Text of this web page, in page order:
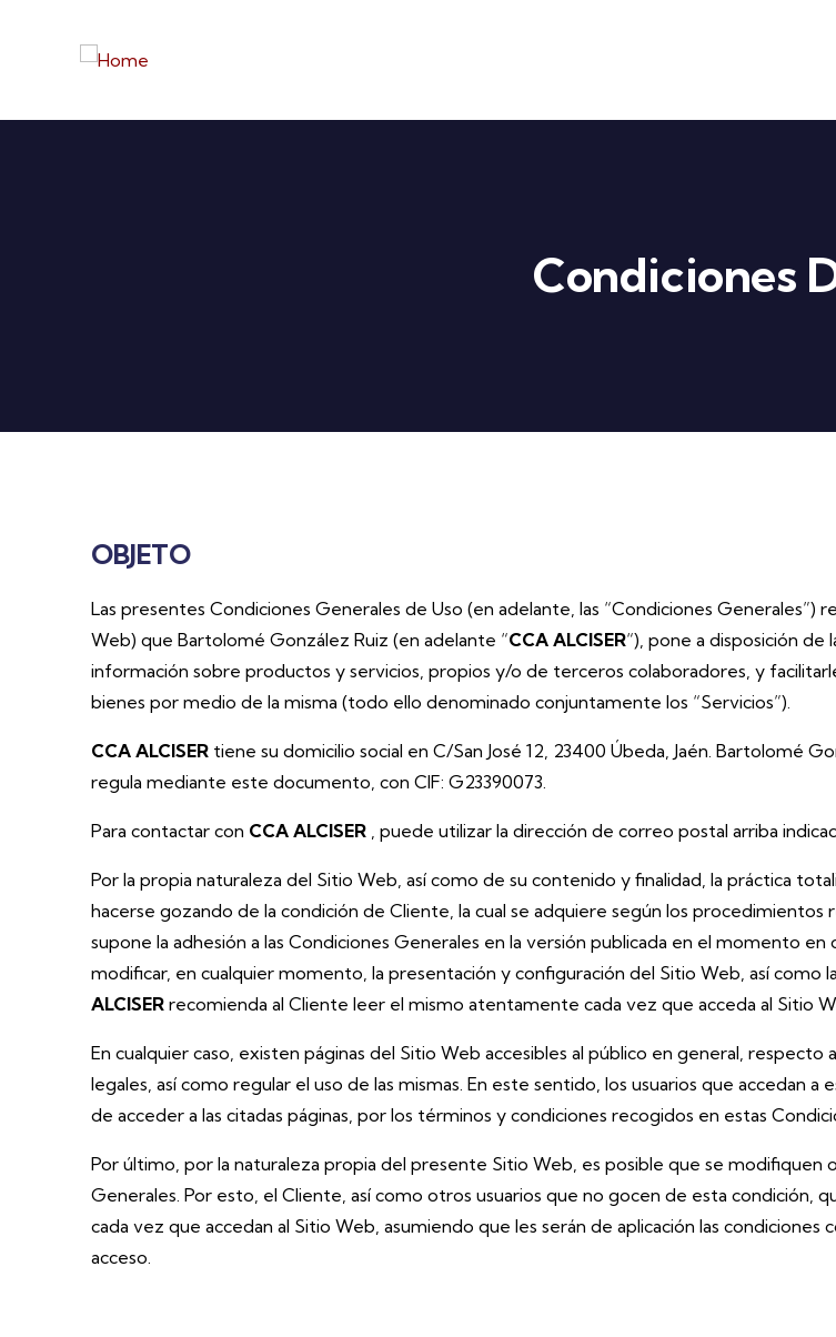
Condiciones
OBJETO
Las presentes Condiciones Generales de Uso (en adelante, las “Condiciones
Web) que Bartolomé González Ruiz (en adelante “CCA ALCISER“), pone a disposición de
información sobre productos y servicios, propios y/o de terceros colaboradores, y
bienes por medio de la misma (todo ello denominado conjuntamente los “Servicios”).
CCA ALCISER tiene su domicilio social en C/San José 12, 23400 Úbeda, Jaén. Bartolomé
regula mediante este documento, con CIF: G23390073.
Para contactar con CCA ALCISER , puede utilizar la dirección de correo postal arriba
Por la propia naturaleza del Sitio Web, así como de su contenido y finalidad, la práctica
hacerse gozando de la condición de Cliente, la cual se adquiere según los
supone la adhesión a las Condiciones Generales en la versión publicada en el momento en
modificar, en cualquier momento, la presentación y configuración del Sitio Web, así como
ALCISER recomienda al Cliente leer el mismo atentamente cada vez que acceda al Sitio
En cualquier caso, existen páginas del Sitio Web accesibles al público en general, respecto a
legales, así como regular el uso de las mismas. En este sentido, los usuarios que accedan
de acceder a las citadas páginas, por los términos y condiciones recogidos en estas
Por último, por la naturaleza propia del presente Sitio Web, es posible que se modifiquen
Generales. Por esto, el Cliente, así como otros usuarios que no gocen de esta condición,
cada vez que accedan al Sitio Web, asumiendo que les serán de aplicación las
acceso.